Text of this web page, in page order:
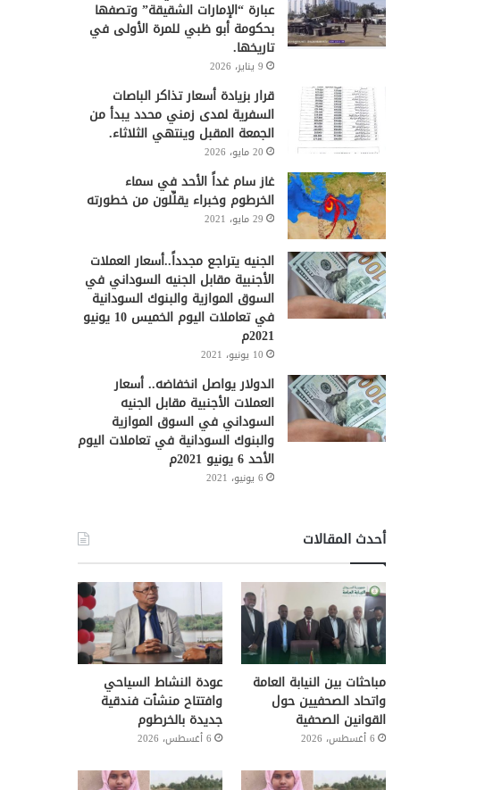
عبارة “الإمارات الشقيقة” وتصفها
بحكومة أبو ظبي للمرة الأولى في
تاريخها.
9 يناير، 2026
قرار بزيادة أسعار تذاكر الباصات
السفرية لمدى زمني محدد يبدأ من
الجمعة المقبل وينتهي الثلاثاء.
20 مايو، 2026
غاز سام غداً الأحد في سماء
الخرطوم وخبراء يقلِّلون من خطورته
29 مايو، 2021
الجنيه يتراجع مجدداً..أسعار العملات
الأجنبية مقابل الجنيه السوداني في
السوق الموازية والبنوك السودانية
في تعاملات اليوم الخميس 10 يونيو
2021م
10 يونيو، 2021
الدولار يواصل انخفاضه.. أسعار
العملات الأجنبية مقابل الجنيه
السوداني في السوق الموازية
والبنوك السودانية في تعاملات اليوم
الأحد 6 يونيو 2021م
6 يونيو، 2021
أحدث المقالات
مباحثات بين النيابة العامة
واتحاد الصحفيين حول
القوانين الصحفية
6 أغسطس، 2026
عودة النشاط السياحي
وافتتاح منشٱت فندقية
جديدة بالخرطوم
6 أغسطس، 2026